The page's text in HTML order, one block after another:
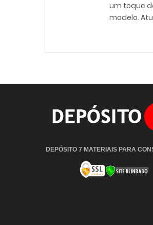
um toque
modelo.
DEPÓSITO 7 MATERIAIS PARA